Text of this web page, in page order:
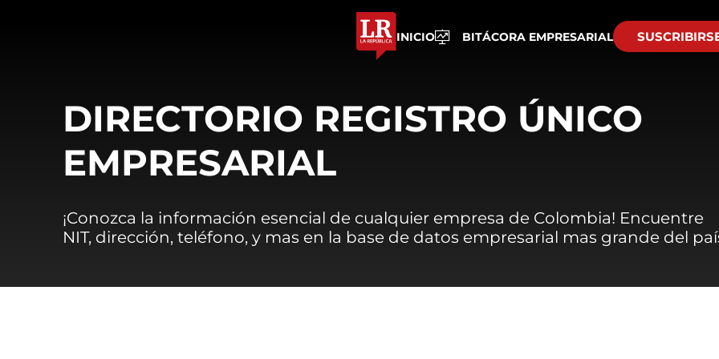
INICIO BITÁCORA EMPRESARIAL
DIRECTORIO REGISTRO ÚNICO
EMPRESARIAL
¡Conozca la información esencial de cualquier empresa de Colombia! Encuentre
NIT, dirección, teléfono, y mas en la base de datos empresarial mas grande del